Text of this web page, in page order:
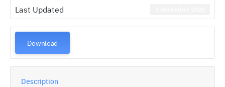
Last Updated
Download
Description